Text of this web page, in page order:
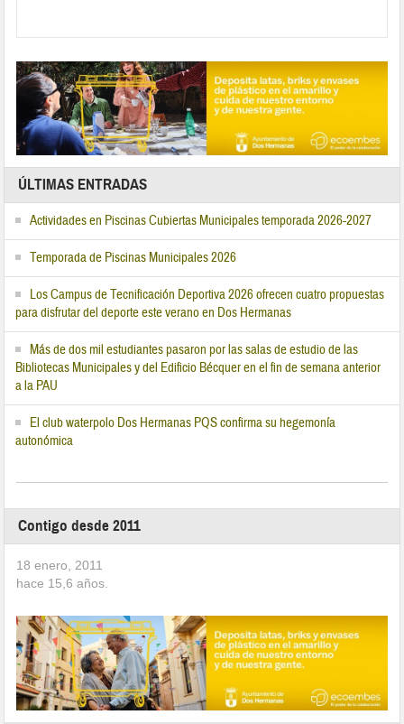
ÚLTIMAS ENTRADAS
Actividades en Piscinas Cubiertas Municipales temporada 2026-2027
Temporada de Piscinas Municipales 2026
Los Campus de Tecnificación Deportiva 2026 ofrecen cuatro propuestas
para disfrutar del deporte este verano en Dos Hermanas
Más de dos mil estudiantes pasaron por las salas de estudio de las
Bibliotecas Municipales y del Edificio Bécquer en el fin de semana anterior
a la PAU
El club waterpolo Dos Hermanas PQS confirma su hegemonía
autonómica
Contigo desde 2011
18 enero, 2011
hace 15,6 años.